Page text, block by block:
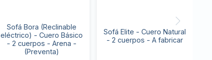
Sofá Bora (Reclinable
eléctrico) - Cuero Básico
- 2 cuerpos - Arena -
(Preventa)
Sofá Elite - Cuero Natural
- 2 cuerpos - A fabricar